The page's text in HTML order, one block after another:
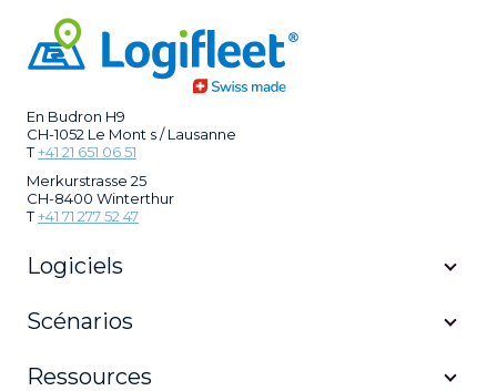
En Budron H9
CH-1052 Le Mont s / Lausanne
T+41 21 651 06 51
Merkurstrasse 25
CH-8400 Winterthur
T+41 71 277 52 47
Logiciels
Scénarios
Ressources